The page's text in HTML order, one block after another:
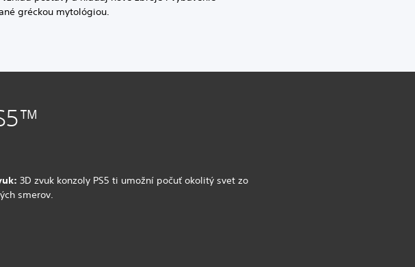
gréckou mytológiou.
3D zvuk konzoly PS5 ti umožní počuť okolitý svet zo
smerov.